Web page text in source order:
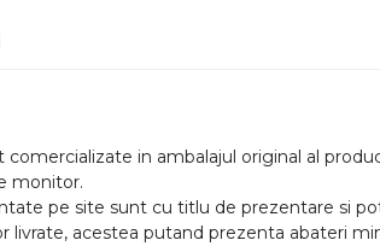
in ambalajul original al
monitor.
pe site sunt cu titlu de prezentare si
livrate, acestea putand prezenta abateri